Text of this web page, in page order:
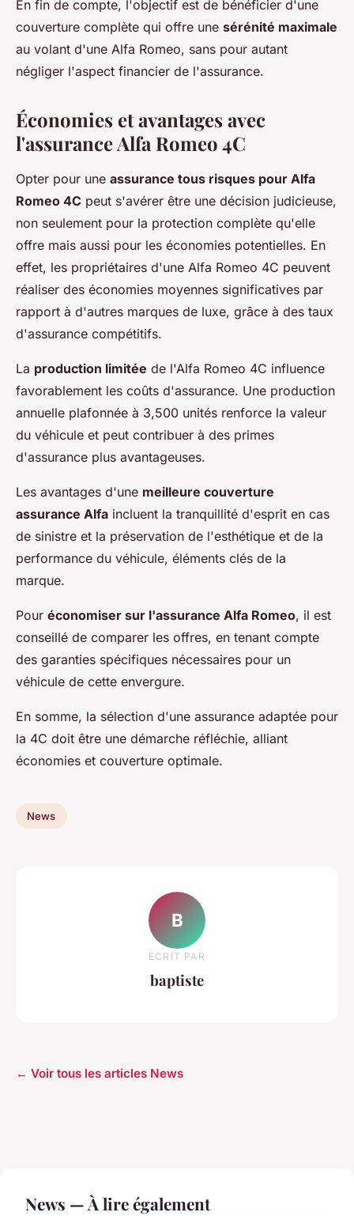
En fin de compte, l'objectif est de bénéficier d'une
couverture complète qui offre une sérénité maximale
au volant d'une Alfa Romeo, sans pour autant
négliger l'aspect financier de l'assurance.
Économies et avantages avec
l'assurance Alfa Romeo 4C
Opter pour une assurance tous risques pour Alfa
Romeo 4C peut s'avérer être une décision judicieuse,
non seulement pour la protection complète qu'elle
offre mais aussi pour les économies potentielles. En
effet, les propriétaires d'une Alfa Romeo 4C peuvent
réaliser des économies moyennes significatives par
rapport à d'autres marques de luxe, grâce à des taux
d'assurance compétitifs.
La production limitée de l'Alfa Romeo 4C influence
favorablement les coûts d'assurance. Une production
annuelle plafonnée à 3,500 unités renforce la valeur
du véhicule et peut contribuer à des primes
d'assurance plus avantageuses.
Les avantages d'une meilleure couverture
assurance Alfa incluent la tranquillité d'esprit en cas
de sinistre et la préservation de l'esthétique et de la
performance du véhicule, éléments clés de la
marque.
Pour économiser sur l'assurance Alfa Romeo, il est
conseillé de comparer les offres, en tenant compte
des garanties spécifiques nécessaires pour un
véhicule de cette envergure.
En somme, la sélection d'une assurance adaptée pour
la 4C doit être une démarche réfléchie, alliant
économies et couverture optimale.
News
B
ECRIT PAR
baptiste
← Voir tous les articles News
News — À lire également